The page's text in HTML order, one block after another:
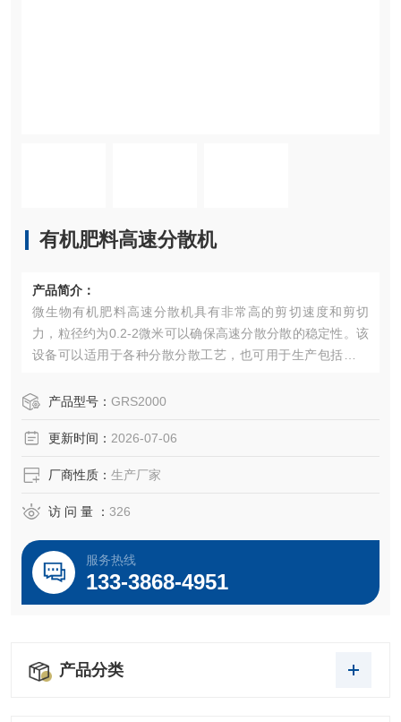
有机肥料高速分散机
产品简介：
微生物有机肥料高速分散机具有非常高的剪切速度和剪切
力，粒径约为0.2-2微米可以确保高速分散分散的稳定性。该
设备可以适用于各种分散分散工艺，也可用于生产包括对乳
产品型号： GRS2000
更新时间： 2026-07-06
厂商性质： 生产厂家
访 问 量 ： 326
服务热线
133-3868-4951
产品分类